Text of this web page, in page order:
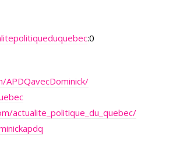
:0
actualite_politique_du_quebec/